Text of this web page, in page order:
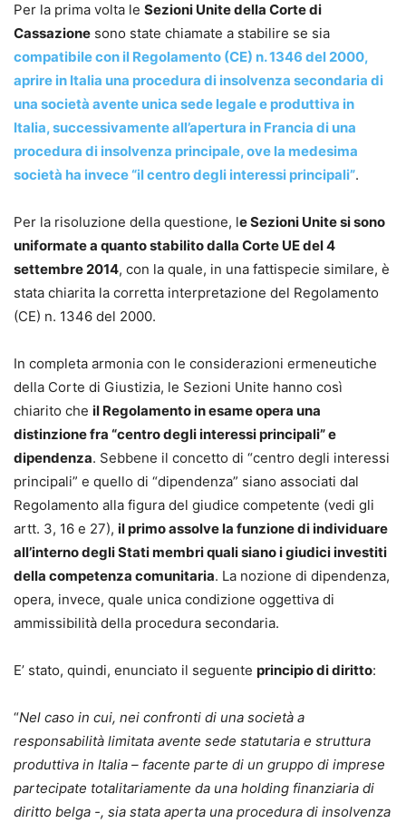
Per la prima volta le Sezioni Unite della Corte di
Cassazione sono state chiamate a stabilire se sia
compatibile con il Regolamento (CE) n. 1346 del 2000,
aprire in Italia una procedura di insolvenza secondaria di
una società avente unica sede legale e produttiva in
Italia, successivamente all’apertura in Francia di una
procedura di insolvenza principale, ove la medesima
società ha invece “il centro degli interessi principali”.
Per la risoluzione della questione, le Sezioni Unite si sono
uniformate a quanto stabilito dalla Corte UE del 4
settembre 2014, con la quale, in una fattispecie similare, è
stata chiarita la corretta interpretazione del Regolamento
(CE) n. 1346 del 2000.
In completa armonia con le considerazioni ermeneutiche
della Corte di Giustizia, le Sezioni Unite hanno così
chiarito che il Regolamento in esame opera una
distinzione fra “centro degli interessi principali” e
dipendenza. Sebbene il concetto di “centro degli interessi
principali” e quello di “dipendenza” siano associati dal
Regolamento alla figura del giudice competente (vedi gli
artt. 3, 16 e 27), il primo assolve la funzione di individuare
all’interno degli Stati membri quali siano i giudici investiti
della competenza comunitaria. La nozione di dipendenza,
opera, invece, quale unica condizione oggettiva di
ammissibilità della procedura secondaria.
E’ stato, quindi, enunciato il seguente principio di diritto:
“Nel caso in cui, nei confronti di una società a
responsabilità limitata avente sede statutaria e struttura
produttiva in Italia – facente parte di un gruppo di imprese
partecipate totalitariamente da una holding finanziaria di
diritto belga -, sia stata aperta una procedura di insolvenza